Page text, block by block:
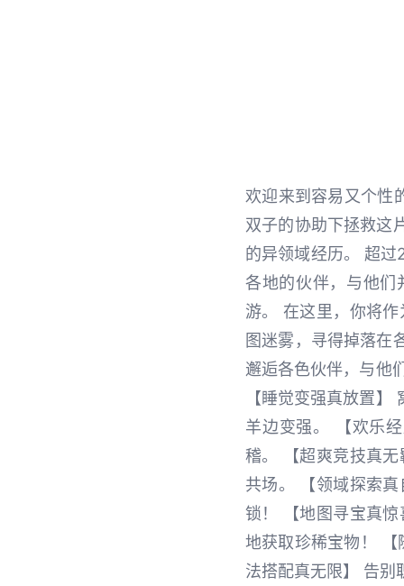
欢迎来到容易又个性
双子的协助下拯救这
的异领域经历。 超
各地的伙伴，与他们
游。 在这里，你将
图迷雾，寻得掉落在
邂逅各色伙伴，与他
【睡觉变强真放置
羊边变强。 【欢乐
稽。 【超爽竞技真
共场。 【领域探索
锁！ 【地图寻宝真
地获取珍稀宝物！
法搭配真无限】 告别